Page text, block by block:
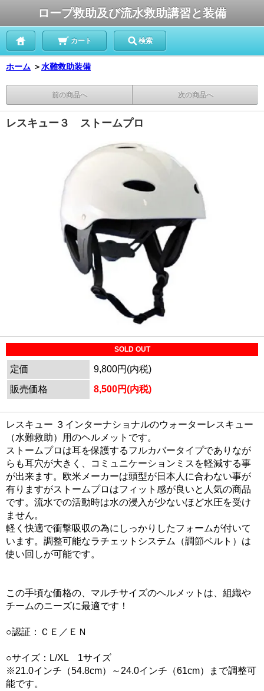
ロープ救助及び流水救助講習と装備
カート 検索
ホーム ＞水難救助装備
前の商品へ 次の商品へ
レスキュー３ ストームプロ
SOLD OUT
定価
9,800円(内税)
販売価格
8,500円(内税)
レスキュー ３インターナショナルのウォーターレスキュー
（水難救助）用のヘルメットです。
ストームプロは耳を保護するフルカバータイプでありなが
らも耳穴が大きく、コミュニケーションミスを軽減する事
が出来ます。欧米メーカーは頭型が日本人に合わない事が
有りますがストームプロはフィット感が良いと人気の商品
です。流水での活動時は水の浸入が少ないほど水圧を受け
ません。
軽く快適で衝撃吸収の為にしっかりしたフォームが付いて
います。調整可能なラチェットシステム（調節ベルト）は
使い回しが可能です。
この手頃な価格の、マルチサイズのヘルメットは、組織や
チームのニーズに最適です！
○認証：ＣＥ／ＥＮ
○サイズ：L/XL 1サイズ
※21.0インチ（54.8cm）～24.0インチ（61cm）まで調整可
能です。